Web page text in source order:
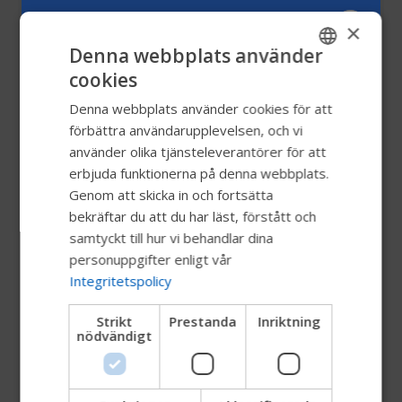
produktdata
Roho Quadtro Select produktdata
Specifikationer Luftkompressor
Tekniska fakta Bambino 3
Tekniska fakta Micro3
Tekniska fakta S3
Tekniska fakta S3 0°
SWEDISH
DUTCH
GERMAN
DANISH
CHINESE (SIMPLIFIED)
ITALIAN
SPANISH
×
Denna webbplats använder
cookies
Denna webbplats använder cookies för att
förbättra användarupplevelsen, och vi
använder olika tjänsteleverantörer för att
erbjuda funktionerna på denna webbplats.
Genom att skicka in och fortsätta
bekräftar du att du har läst, förstått och
samtyckt till hur vi behandlar dina
personuppgifter enligt vår
Integritetspolicy
Strikt
nödvändigt
Prestanda Inriktning